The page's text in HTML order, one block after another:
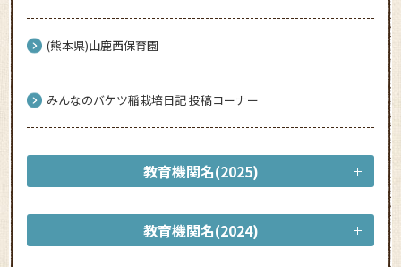
(熊本県)山鹿西保育園
みんなのバケツ稲栽培日記 投稿コーナー
教育機関名(2025)
教育機関名(2024)